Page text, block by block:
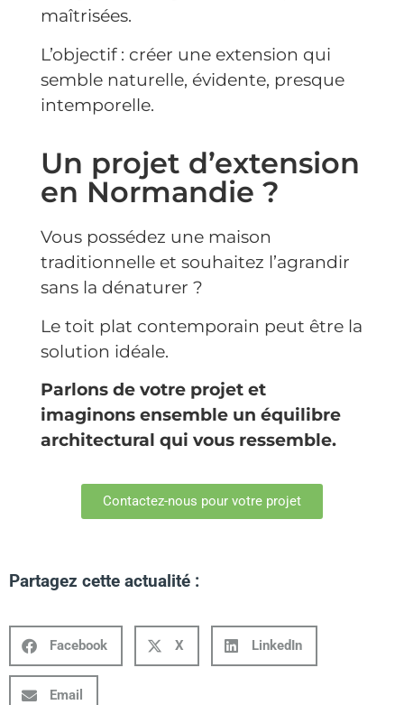
maîtrisées.
L’objectif : créer une extension qui
semble naturelle, évidente, presque
intemporelle.
Un projet d’extension
en Normandie ?
Vous possédez une maison
traditionnelle et souhaitez l’agrandir
sans la dénaturer ?
Le toit plat contemporain peut être la
solution idéale.
Parlons de votre projet et
imaginons ensemble un équilibre
architectural qui vous ressemble.
Contactez-nous pour votre projet
Partagez cette actualité :
Facebook X LinkedIn
Email